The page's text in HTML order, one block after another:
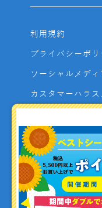
利用規約
プライバシーポリ
ソーシャルメデ
カスタマーハラ
よくあるご質問
お問い合わせ
利用者資金の保全